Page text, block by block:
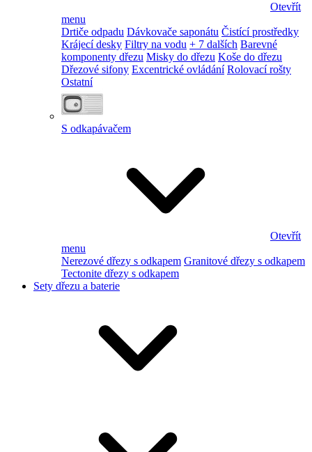
Otevřít
menu
Drtiče odpadu Dávkovače saponátu Čistící prostředky
Krájecí desky Filtry na vodu + 7 dalších Barevné
komponenty dřezu Misky do dřezu Koše do dřezu
Dřezové sifony Excentrické ovládání Rolovací rošty
Ostatní
S odkapávačem
Otevřít
menu
Nerezové dřezy s odkapem Granitové dřezy s odkapem
Tectonite dřezy s odkapem
Sety dřezu a baterie